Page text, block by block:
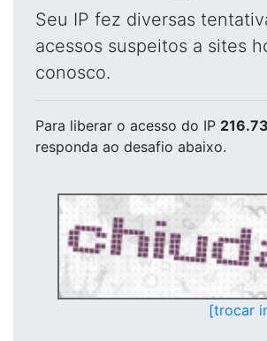
Seu IP fez diversas
acessos suspeitos a sites
conosco.
Para liberar o acesso do IP
responda ao desafio abaixo.
[trocar